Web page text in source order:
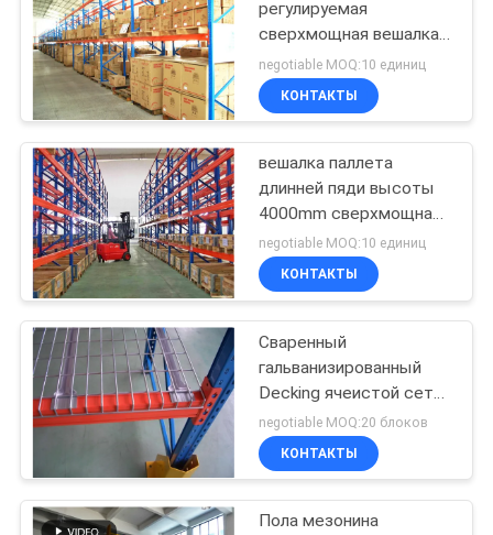
POLICY
управляйте в
шкафе паллета
20
Шкаф поддержал
мезонин
регулируемая
сверхмощная вешалка
паллета,
промышленные
системы Shelving
negotiable MOQ:10 единиц
КОНТАКТЫ
вешалка паллета
длинней пяди высоты
4000mm сверхмощная
с отделкой краски
пальто порошка
negotiable MOQ:10 единиц
КОНТАКТЫ
Сваренный
гальванизированный
Decking ячеистой сети
для селективного
паллета кладя малое
хранение на полку
negotiable MOQ:20 блоков
КОНТАКТЫ
Пола мезонина